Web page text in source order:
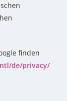
finden
/de/privacy/